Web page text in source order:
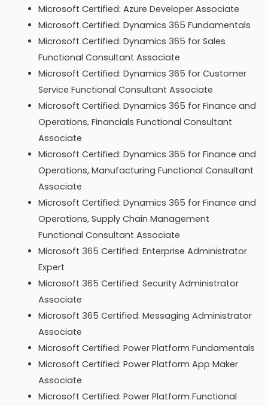
Microsoft Certified: Azure Developer Associate
Microsoft Certified: Dynamics 365 Fundamentals
Microsoft Certified: Dynamics 365 for Sales
Functional Consultant Associate
Microsoft Certified: Dynamics 365 for Customer
Service Functional Consultant Associate
Microsoft Certified: Dynamics 365 for Finance and
Operations, Financials Functional Consultant
Associate
Microsoft Certified: Dynamics 365 for Finance and
Operations, Manufacturing Functional Consultant
Associate
Microsoft Certified: Dynamics 365 for Finance and
Operations, Supply Chain Management
Functional Consultant Associate
Microsoft 365 Certified: Enterprise Administrator
Expert
Microsoft 365 Certified: Security Administrator
Associate
Microsoft 365 Certified: Messaging Administrator
Associate
Microsoft Certified: Power Platform Fundamentals
Microsoft Certified: Power Platform App Maker
Associate
Microsoft Certified: Power Platform Functional